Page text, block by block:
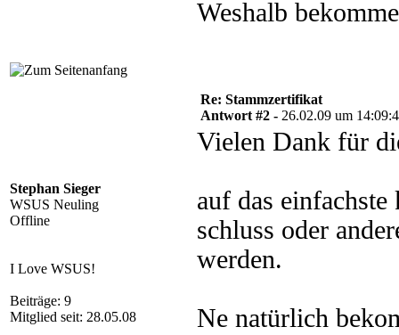
Weshalb
Stephan Sieger
WSUS Neuling
Offline
I Love WSUS!
Beiträge: 9
Mitglied seit: 28.05.08
Re: Stammzertifikat
Antwort #2 - 26.02.09 um
Vielen Dank für
auf das
schluss oder
werden.
Ne natürlich